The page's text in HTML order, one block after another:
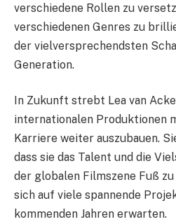
verschiedene Rollen zu
verschiedenen Genres zu
der vielversprechendsten
Generation.
In Zukunft strebt Lea van
internationalen Produktionen
Karriere weiter auszubauen.
dass sie das Talent und die
der globalen Filmszene Fuß zu
sich auf viele spannende
kommenden Jahren erwarten.